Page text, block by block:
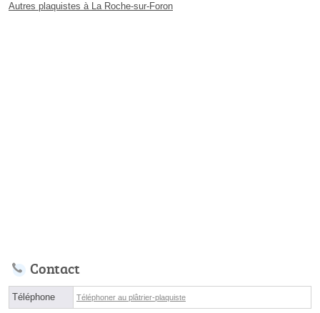
Autres plaquistes à La Roche-sur-Foron
Contact
Téléphone Téléphoner au plâtrier-plaquiste